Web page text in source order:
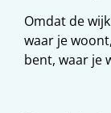
Omdat de
waar je
bent, waar je